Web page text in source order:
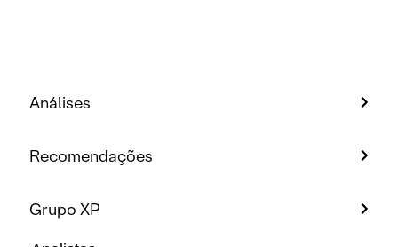
Análises
Recomendações
Grupo XP